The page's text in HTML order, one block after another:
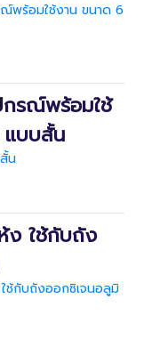
พร้อมใช้งาน ขนาด 6
รณ์พร้อมใช้
แบบสั้น
น
ง ใช้กับถัง
ช้กับถังออกซิเจนอลูมิ